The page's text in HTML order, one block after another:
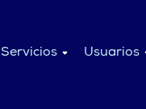
Servicios Usuarios